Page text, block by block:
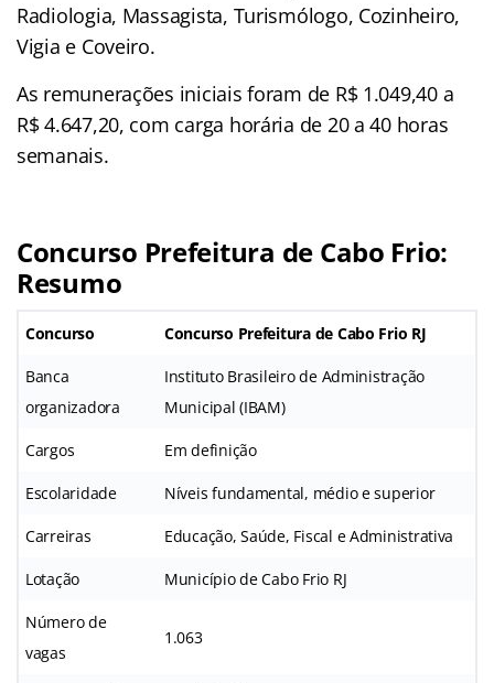
Radiologia, Massagista, Turismólogo, Cozinheiro,
Vigia e Coveiro.
As remunerações iniciais foram de R$ 1.049,40 a
R$ 4.647,20, com carga horária de 20 a 40 horas
semanais.
Concurso Prefeitura de Cabo Frio:
Resumo
Concurso Concurso Prefeitura de Cabo Frio RJ
Banca
organizadora
Instituto Brasileiro de Administração
Municipal (IBAM)
Cargos Em definição
Escolaridade Níveis fundamental, médio e superior
Carreiras Educação, Saúde, Fiscal e Administrativa
Lotação Município de Cabo Frio RJ
Número de
vagas
1.063